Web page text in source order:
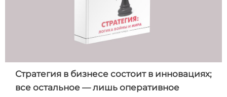
Стратегия в бизнесе состоит в инновациях;
все остальное — лишь оперативное